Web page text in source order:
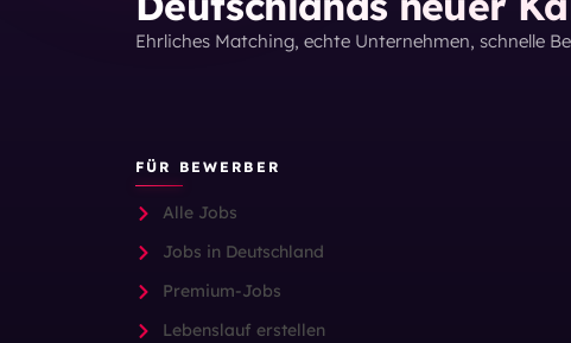
Ehrliches Matching, echte Unternehmen, schnelle
FÜR BEWERBER
Alle Jobs
Jobs in Deutschland
Premium-Jobs
Lebenslauf erstellen